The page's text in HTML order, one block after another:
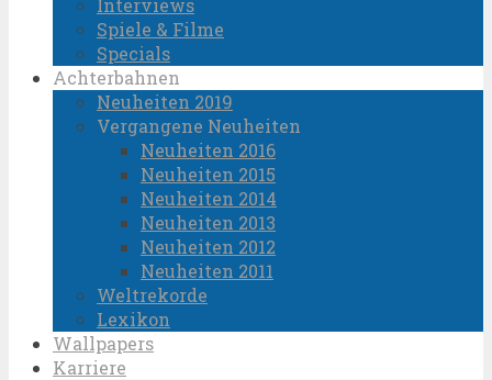
Interviews
Spiele & Filme
Specials
Achterbahnen
Neuheiten 2019
Vergangene Neuheiten
Neuheiten 2016
Neuheiten 2015
Neuheiten 2014
Neuheiten 2013
Neuheiten 2012
Neuheiten 2011
Weltrekorde
Lexikon
Wallpapers
Karriere